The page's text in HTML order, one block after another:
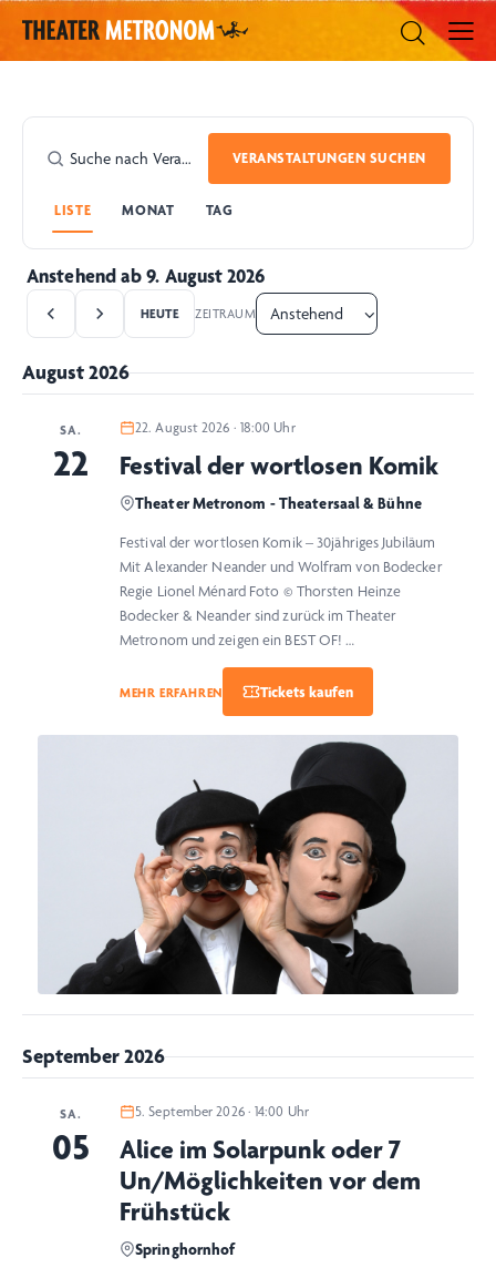
VERANSTALTUNGEN SUCHEN
LISTE MONAT TAG
HEUTE
Anstehend ab 9. August 2026
ZEITRAUM
August 2026
SA.
22
22. August 2026 · 18:00 Uhr
Festival der wortlosen Komik
Theater Metronom - Theatersaal & Bühne
Festival der wortlosen Komik – 30jähriges Jubiläum
Mit Alexander Neander und Wolfram von Bodecker
Regie Lionel Ménard Foto © Thorsten Heinze
Bodecker & Neander sind zurück im Theater
Metronom und zeigen ein BEST OF! …
MEHR ERFAHREN
September 2026
SA.
05
5. September 2026 · 14:00 Uhr
Alice im Solarpunk oder 7
Un/Möglichkeiten vor dem
Frühstück
Springhornhof